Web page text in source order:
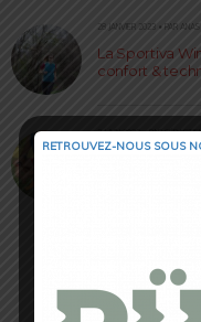
28 JANVIER 2023 • PAR
La Sportiva
confort &
24 JUIN 2022 • PAR
RETROUVEZ-NOUS SOUS